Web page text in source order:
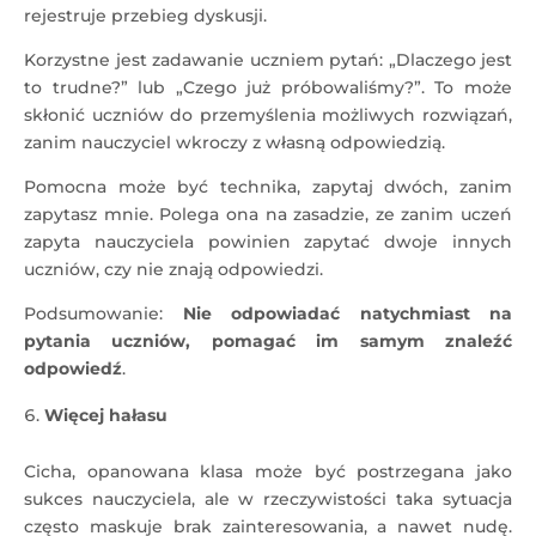
rejestruje przebieg dyskusji.
Korzystne jest zadawanie uczniem pytań: „Dlaczego jest
to trudne?” lub „Czego już próbowaliśmy?”. To może
skłonić uczniów do przemyślenia możliwych rozwiązań,
zanim nauczyciel wkroczy z własną odpowiedzią.
Pomocna może być technika, zapytaj dwóch, zanim
zapytasz mnie. Polega ona na zasadzie, ze zanim uczeń
zapyta nauczyciela powinien zapytać dwoje innych
uczniów, czy nie znają odpowiedzi.
Podsumowanie: Nie odpowiadać natychmiast na
pytania uczniów, pomagać im samym znaleźć
odpowiedź.
Więcej hałasu
Cicha, opanowana klasa może być postrzegana jako
sukces nauczyciela, ale w rzeczywistości taka sytuacja
często maskuje brak zainteresowania, a nawet nudę.